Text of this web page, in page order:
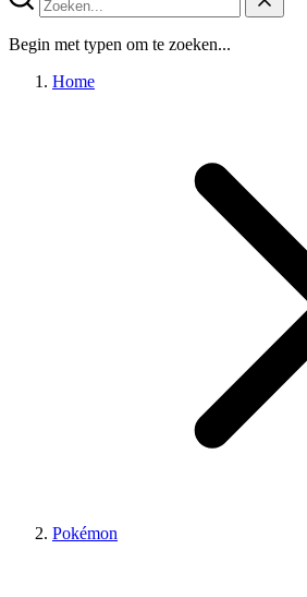
Begin met typen om te zoeken...
Home
Pokémon